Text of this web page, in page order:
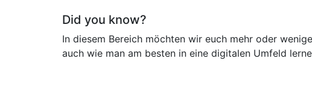
Did you know?
In diesem Bereich möchten wir euch mehr oder
auch wie man am besten in eine digitalen Umfeld